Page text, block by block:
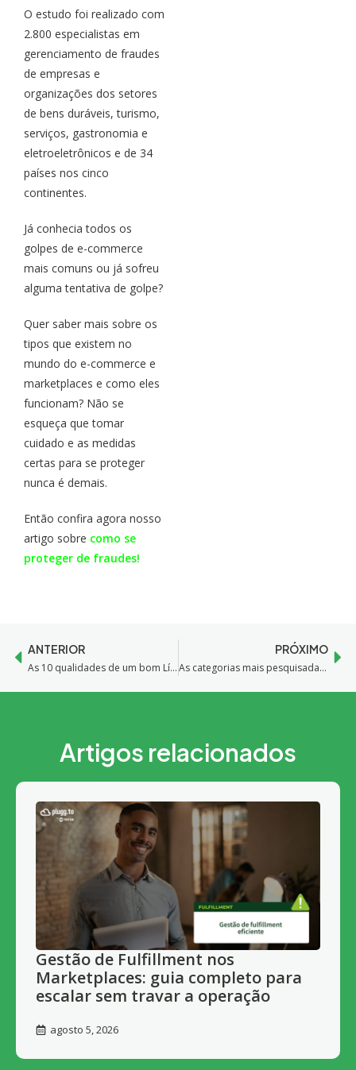
O estudo foi realizado com
2.800 especialistas em
gerenciamento de fraudes
de empresas e
organizações dos setores
de bens duráveis, turismo,
serviços, gastronomia e
eletroeletrônicos e de 34
países nos cinco
continentes.
Já conhecia todos os
golpes de e-commerce
mais comuns ou já sofreu
alguma tentativa de golpe?
Quer saber mais sobre os
tipos que existem no
mundo do e-commerce e
marketplaces e como eles
funcionam? Não se
esqueça que tomar
cuidado e as medidas
certas para se proteger
nunca é demais.
Então confira agora nosso
artigo sobre como se
proteger de fraudes!
ANTERIOR
As 10 qualidades de um bom Líder
PRÓXIMO
As categorias mais pesquisadas no Mercado Livre
Artigos relacionados
Gestão de Fulfillment nos
Marketplaces: guia completo para
escalar sem travar a operação
agosto 5, 2026